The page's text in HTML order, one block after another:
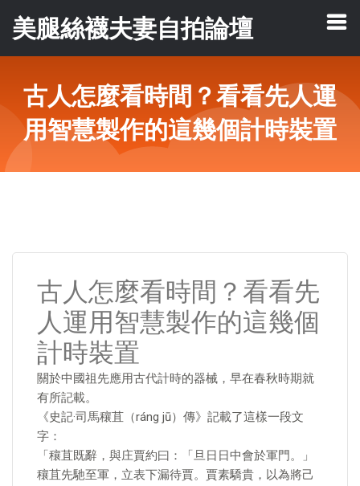
美腿絲襪夫妻自拍論壇
古人怎麼看時間？看看先人運
用智慧製作的這幾個計時裝置
古人怎麼看時間？看看先
人運用智慧製作的這幾個
計時裝置
關於中國祖先應用古代計時的器械，早在春秋時期就
有所記載。
《史記·司馬穰苴（ráng jū）傳》記載了這樣一段文
字：
「穰苴既辭，與庄賈約曰：「旦日日中會於軍門。」
穰苴先馳至軍，立表下漏待賈。賈素驕貴，以為將己